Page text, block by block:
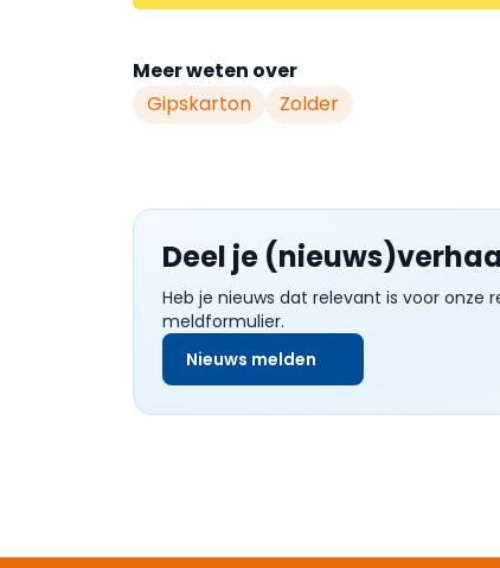
Meer weten over
Gipskarton
Zolder
Deel je
Heb je nieuws dat relevant is voor onze
meldformulier.
Nieuws melden